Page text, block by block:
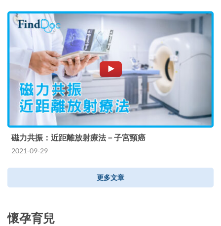
磁力共振：近距離放射療法－子宮頸癌
2021-09-29
更多文章
懷孕育兒